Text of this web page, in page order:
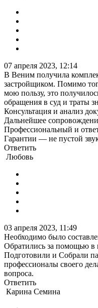
07 апреля 2023, 12:14
В Веним получила
застройщиком. Помимо
мою пользу, это
обращения в суд и траты
Консультация и анализ
Дальнейшее
Профессиональный и
Гарантии — не пустой
Ответить
Любовь
03 апреля 2023, 11:49
Необходимо было
Обратились за помощью
Подготовили и Собрали
профессионалы своего
вопроса.
Ответить
Карина Семина